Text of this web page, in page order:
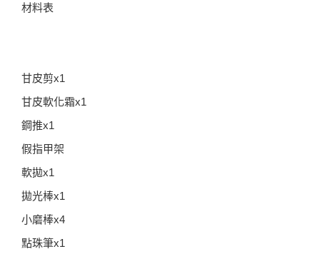
材料表
甘皮剪x1
甘皮軟化霜x1
鋼推x1
假指甲架
軟拋x1
拋光棒x1
小磨棒x4
點珠筆x1